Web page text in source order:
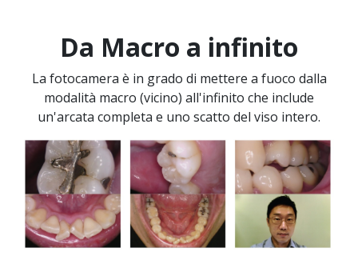
Da Macro a infinito
La fotocamera è in grado di mettere a fuoco dalla
modalità macro (vicino) all'infinito che include
un'arcata completa e uno scatto del viso intero.